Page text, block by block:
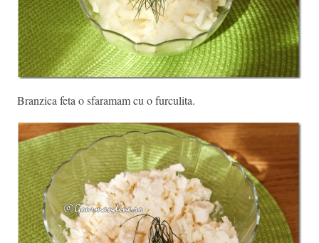
Branzica feta o sfaramam cu o furculita.